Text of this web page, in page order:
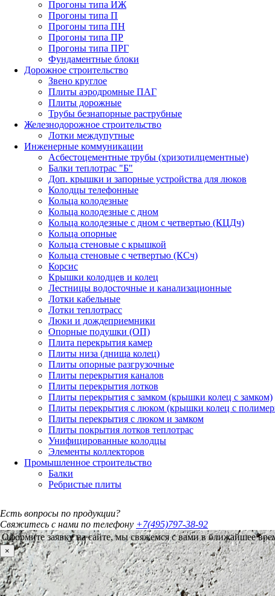
Прогоны типа ИЖ
Прогоны типа П
Прогоны типа ПН
Прогоны типа ПР
Прогоны типа ПРГ
Фундаментные блоки
Дорожное строительство
Звено круглое
Плиты аэродромные ПАГ
Плиты дорожные
Трубы безнапорные раструбные
Железнодорожное строительство
Лотки междупутные
Инженерные коммуникации
Асбестоцементные трубы (хризотилцементные)
Балки теплотрас "Б"
Доп. крышки и запорные устройства для люков
Колодцы телефонные
Кольца колодезные
Кольца колодезные с дном
Кольца колодезные с дном с четвертью (КЦДч)
Кольца опорные
Кольца стеновые с крышкой
Кольца стеновые с четвертью (КСч)
Корсис
Крышки колодцев и колец
Лестницы водосточные и канализационные
Лотки кабельные
Лотки теплотрасс
Люки и дождеприемники
Опорные подушки (ОП)
Плита перекрытия камер
Плиты низа (днища колец)
Плиты опорные разгрузочные
Плиты перекрытия каналов
Плиты перекрытия лотков
Плиты перекрытия с замком (крышки колец с замком)
Плиты перекрытия с люком (крышки колец с
Плиты перекрытия с люком и замком
Плиты покрытия лотков теплотрас
Унифицированные колодцы
Элементы коллекторов
Промышленное строительство
Балки
Ребристые плиты
Есть вопросы по продукции?
Свяжитесь с нами по телефону +7(495)797-38-92
Оформите заявку на сайте, мы свяжемся с вами в ближайшее
×